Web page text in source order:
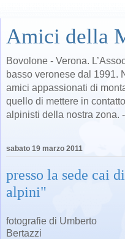
Amici della
Bovolone - Verona.
basso veronese dal 1991.
amici appassionati di
quello di mettere in
alpinisti della nostra zona.
sabato 19 marzo 2011
presso la sede cai
alpini"
fotografie di Umberto
Bertazzi